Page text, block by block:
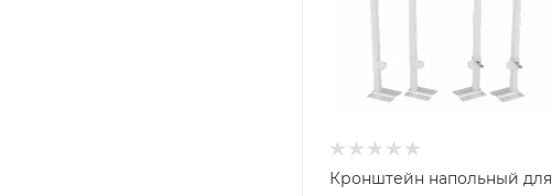
Кронштейн напольный для